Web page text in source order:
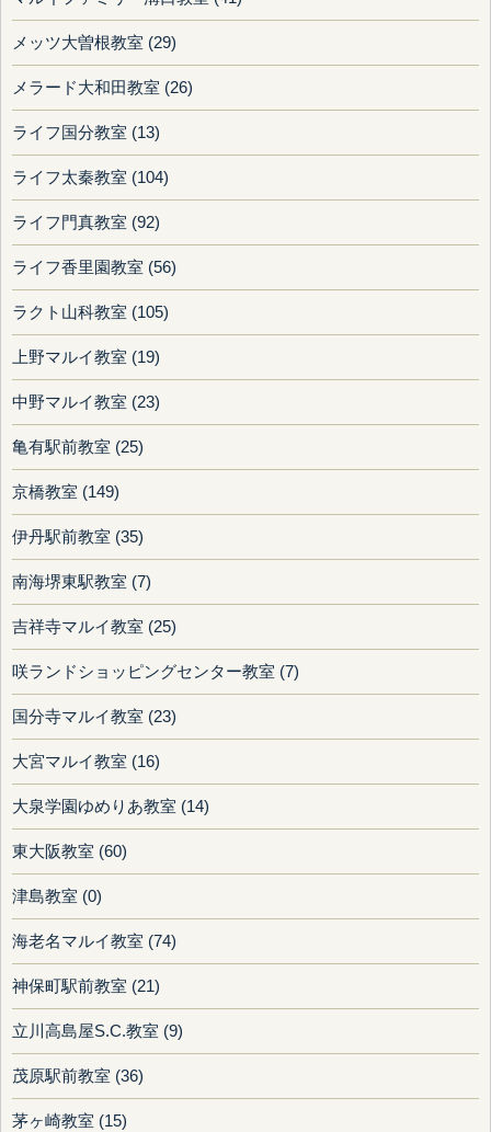
メッツ大曽根教室 (29)
メラード大和田教室 (26)
ライフ国分教室 (13)
ライフ太秦教室 (104)
ライフ門真教室 (92)
ライフ香里園教室 (56)
ラクト山科教室 (105)
上野マルイ教室 (19)
中野マルイ教室 (23)
亀有駅前教室 (25)
京橋教室 (149)
伊丹駅前教室 (35)
南海堺東駅教室 (7)
吉祥寺マルイ教室 (25)
咲ランドショッピングセンター教室 (7)
国分寺マルイ教室 (23)
大宮マルイ教室 (16)
大泉学園ゆめりあ教室 (14)
東大阪教室 (60)
津島教室 (0)
海老名マルイ教室 (74)
神保町駅前教室 (21)
立川高島屋S.C.教室 (9)
茂原駅前教室 (36)
茅ヶ崎教室 (15)